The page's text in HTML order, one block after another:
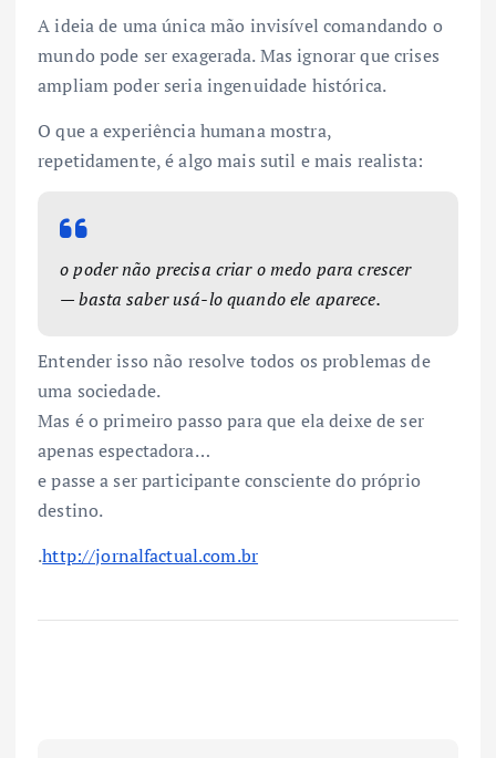
A ideia de uma única mão invisível comandando o
mundo pode ser exagerada. Mas ignorar que crises
ampliam poder seria ingenuidade histórica.
O que a experiência humana mostra,
repetidamente, é algo mais sutil e mais realista:
o poder não precisa criar o medo para crescer
— basta saber usá-lo quando ele aparece.
Entender isso não resolve todos os problemas de
uma sociedade.
Mas é o primeiro passo para que ela deixe de ser
apenas espectadora…
e passe a ser participante consciente do próprio
destino.
.http://jornalfactual.com.br